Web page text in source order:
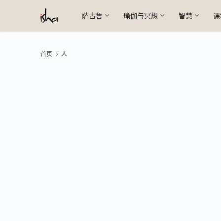
萨古鲁 瑜伽与冥想 智慧
首页 人